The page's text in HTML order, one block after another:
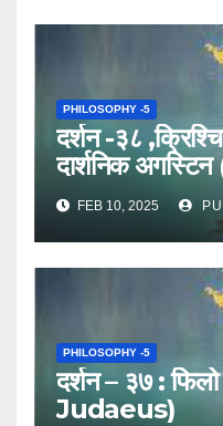
PHILOSOPHY -5
दर्शन -३८
दार्शनिक
FEB 10, 2025
PHILOSOPHY -5
दर्शन – ३७ : फिलो जुडेयस (Philo
Judaeus)